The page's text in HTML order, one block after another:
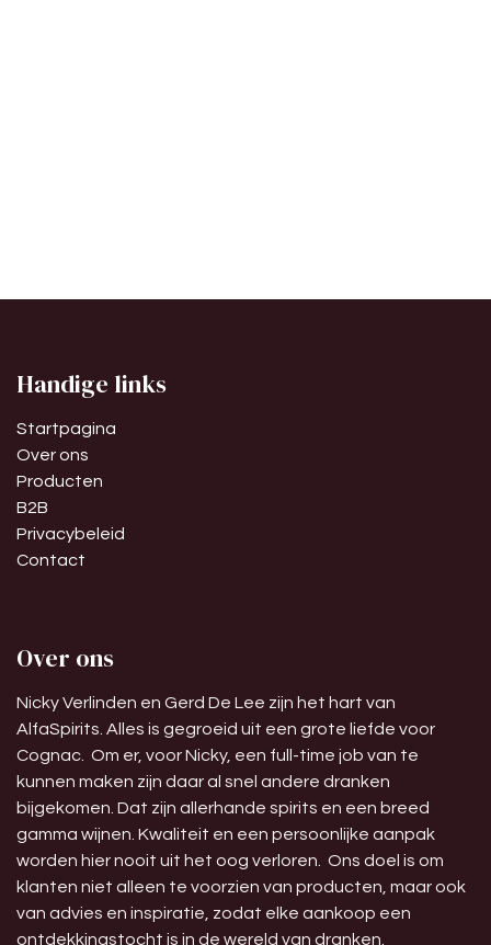
Handige links
Startpagina
Over ons
Producten
B2B
Privacybeleid
Contact
Over ons
Nicky Verlinden en Gerd De Lee zijn het hart van
AlfaSpirits. Alles is gegroeid uit een grote liefde voor
Cognac. Om er, voor Nicky, een full-time job van te
kunnen maken zijn daar al snel andere dranken
bijgekomen. Dat zijn allerhande spirits en een breed
gamma wijnen. Kwaliteit en een persoonlijke aanpak
worden hier nooit uit het oog verloren. Ons doel is om
klanten niet alleen te voorzien van producten, maar ook
van advies en inspiratie, zodat elke aankoop een
ontdekkingstocht is in de wereld van dranken.